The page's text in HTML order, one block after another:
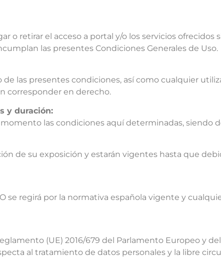
o retirar el acceso a portal y/o los servicios
las presentes Condiciones Generales de Uso.
de las presentes condiciones, así como cualquier
corresponder en derecho.
y duración:
momento las condiciones aquí determinadas,
de su exposición y estarán vigentes hasta que
se regirá por la normativa española vigente y
(UE) 2016/679 del Parlamento Europeo y
al tratamiento de datos personales y la libre